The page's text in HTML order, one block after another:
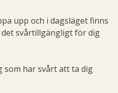
upp och i dagsläget finns
svårtillgängligt för dig
som har svårt att ta dig